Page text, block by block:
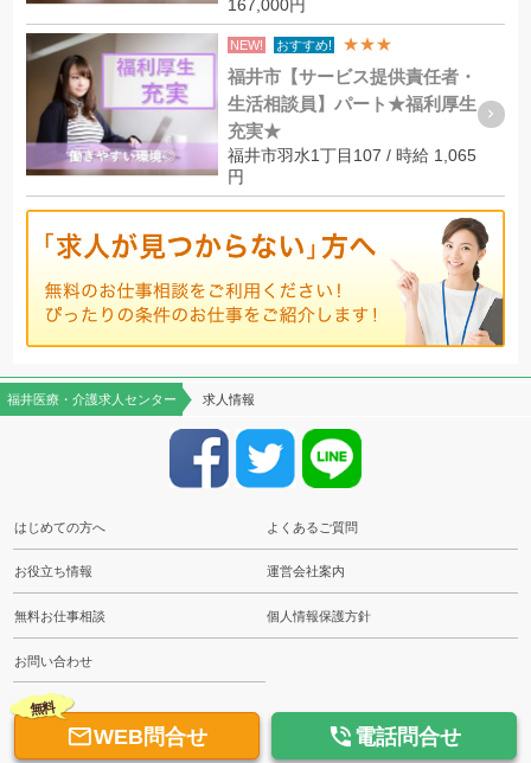
167,000円
NEW! おすすめ! ★★★
福井市【サービス提供責任者・
生活相談員】パート★福利厚生
充実★
福井市羽水1丁目107 / 時給 1,065
円
福井医療・介護求人センター 求人情報
はじめての方へ よくあるご質問
お役立ち情報 運営会社案内
無料お仕事相談 個人情報保護方針
お問い合わせ
無料
WEB問合せ  電話問合せ